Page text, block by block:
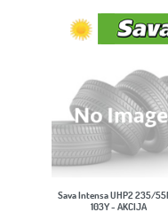
Sava Intensa UHP2 235/55R17
103Y - AKCIJA